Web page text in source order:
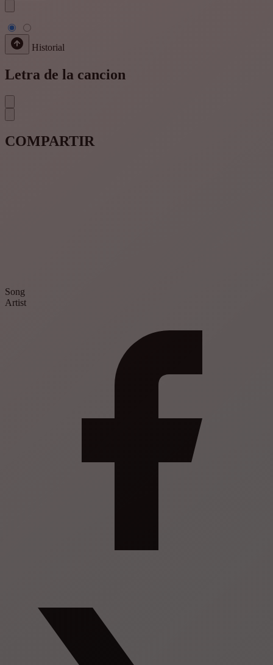
Historial
Letra de la cancion
COMPARTIR
Song
Artist